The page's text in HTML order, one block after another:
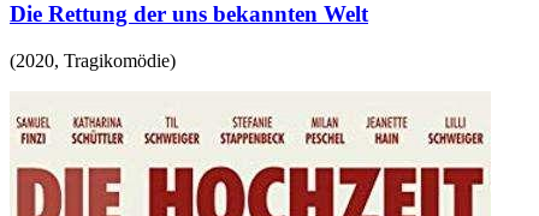
Die Rettung der uns bekannten Welt
(2020, Tragikomödie)